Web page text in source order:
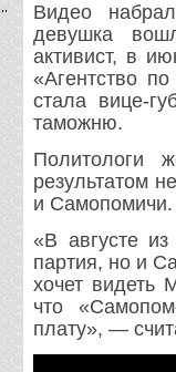
Видео
девушка
активист, в
«Агентство
стала вице-
таможню.
Политологи
результатом
и Самопомичи.
«В августе
партия, но и
хочет видеть
что
плату», —